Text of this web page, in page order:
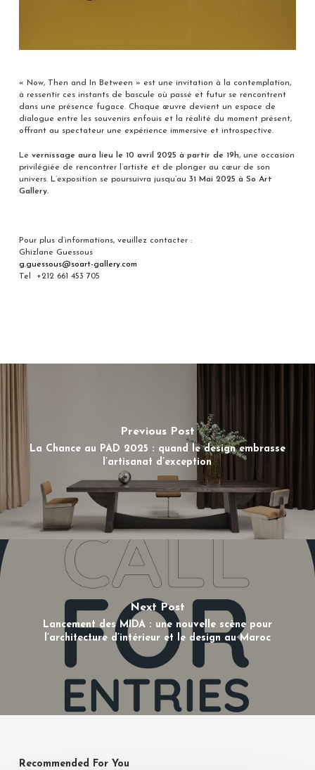
« Now, Then and In Between » est une invitation à la contemplation,
à ressentir ces instants de bascule où passé et futur se rencontrent
dans une présence fugace. Chaque œuvre devient un espace de
dialogue entre les souvenirs enfouis et la réalité du moment présent,
offrant au spectateur une expérience immersive et introspective.
Le vernissage aura lieu le 10 avril 2025 à partir de 19h, une occasion
privilégiée de rencontrer l’artiste et de plonger au cœur de son
univers. L’exposition se poursuivra jusqu’au 31 Mai 2025 à So Art
Gallery.
Pour plus d’informations, veuillez contacter :
Ghizlane Guessous
g.guessous@soart-gallery.com
Tel +212 661 453 705
Previous Post
La Chance au PAD 2025 : quand le design embrasse
l’artisanat d’exception
Next Post
Lancement des MIDA : une nouvelle scène pour
l’architecture d’intérieur et le design au Maroc
Recommended For You